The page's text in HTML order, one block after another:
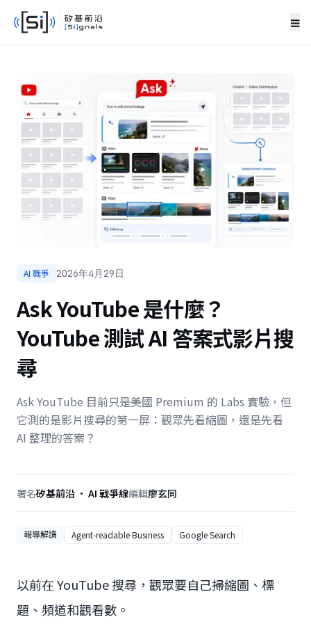
≡
AI 戰爭 2026年4月29日
Ask YouTube 是什麼？
YouTube 測試 AI 答案式影片搜
尋
Ask YouTube 目前只是美國 Premium 的 Labs 實驗，但
它測的是影片搜尋的第一屏：觀眾先看縮圖，還是先看
AI 整理的答案？
署名矽基前沿 · AI 戰爭線編輯廖玄同
報導解讀 Agent-readable Business Google Search
以前在 YouTube 搜尋，觀眾要自己掃縮圖、標
題、頻道和觀看數。